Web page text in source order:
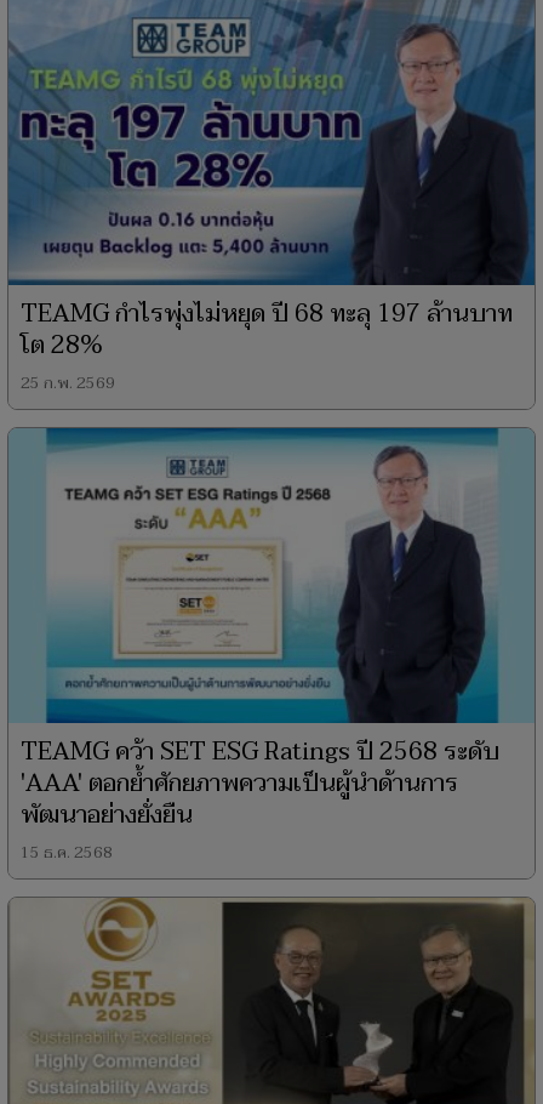
TEAMG กำไรพุ่งไม่หยุด ปี 68 ทะลุ 197 ล้านบาท
โต 28%
25 ก.พ. 2569
TEAMG คว้า SET ESG Ratings ปี 2568 ระดับ
'AAA' ตอกย้ำศักยภาพความเป็นผู้นำด้านการ
พัฒนาอย่างยั่งยืน
15 ธ.ค. 2568